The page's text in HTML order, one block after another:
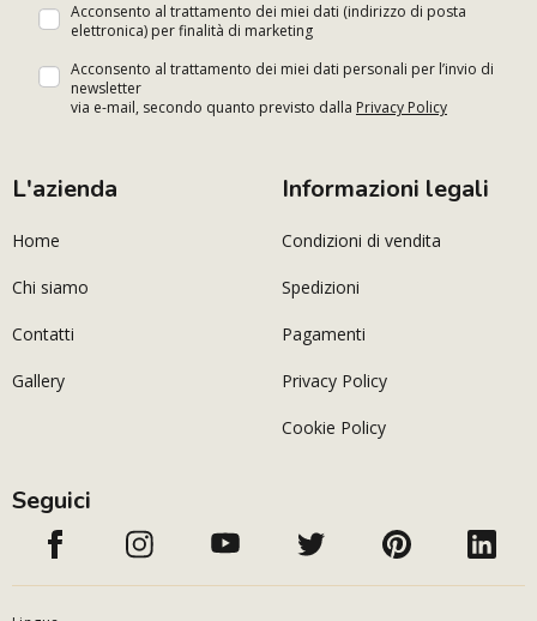
Acconsento al trattamento dei miei dati (indirizzo di posta
elettronica) per finalità di marketing
Acconsento al trattamento dei miei dati personali per l’invio di
newsletter
via e-mail, secondo quanto previsto dalla Privacy Policy
L'azienda
Home
Chi siamo
Contatti
Gallery
Informazioni legali
Condizioni di vendita
Spedizioni
Pagamenti
Privacy Policy
Cookie Policy
Seguici